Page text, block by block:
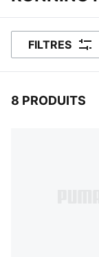
FILTRES
8 PRODUITS